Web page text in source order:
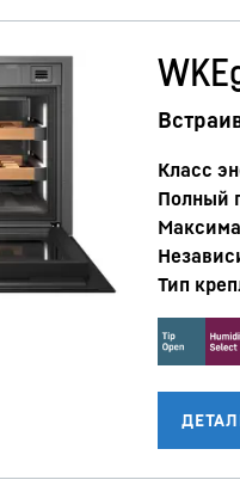
Класс
Полный
Тип